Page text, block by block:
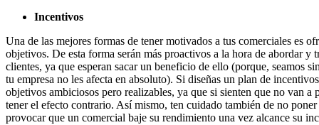
Incentivos
Una de las mejores formas de tener motivados a tus comerciales es
objetivos. De esta forma serán más proactivos a la hora de abordar y
clientes, ya que esperan sacar un beneficio de ello (porque, seamos
tu empresa no les afecta en absoluto). Si diseñas un plan de
objetivos ambiciosos pero realizables, ya que si sienten que no van a
tener el efecto contrario. Así mismo, ten cuidado también de no
provocar que un comercial baje su rendimiento una vez alcance su